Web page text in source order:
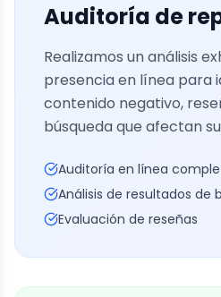
Auditoría de
Realizamos un análisis
presencia en línea para
contenido negativo,
búsqueda que afectan
Auditoría en línea
Análisis de resultados de
Evaluación de reseñas